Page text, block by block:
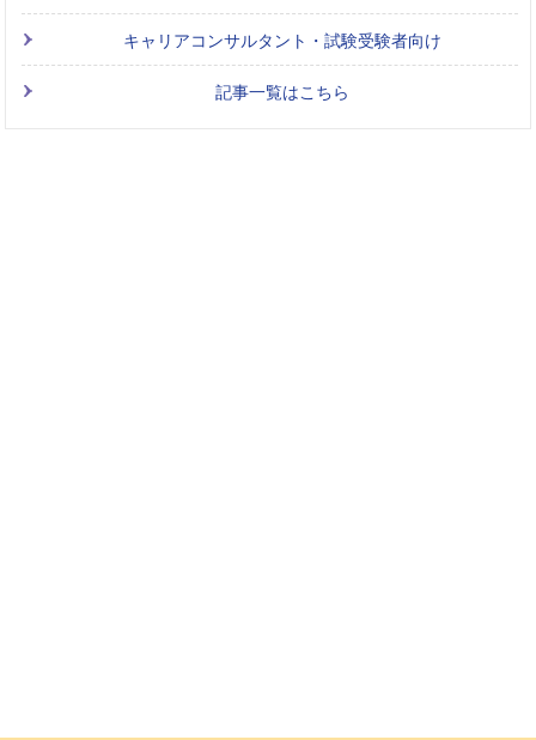
キャリアコンサルタント・試験受験者向け
記事一覧はこちら